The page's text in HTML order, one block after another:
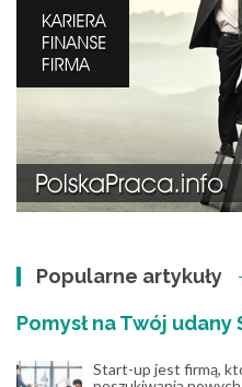
Popularne artykuły
Pomysł na Twój udany
Start-up jest firmą,